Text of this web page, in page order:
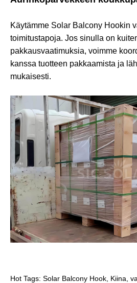
Käytämme Solar Balcony Hookin
toimitustapoja. Jos sinulla on
pakkausvaatimuksia, voimme
kanssa tuotteen pakkaamista ja
mukaisesti.
Hot Tags: Solar Balcony Hook, Kiina,